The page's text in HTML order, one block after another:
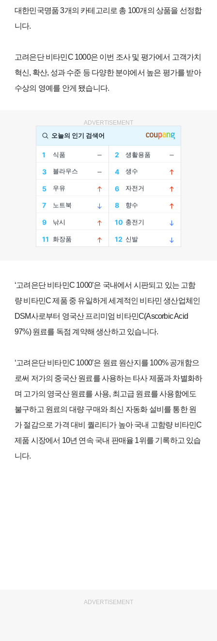
대한민국명품3개의 카테고리로 총 100개의 상품을 선정합
니다.
고려은단 비타민C 1000은 이번 조사 및 평가에서 고객가치
혁신, 확산, 성과 수준 등 다양한 분야에서 높은 평가를 받아
수상의 영예를 안게 됐습니다.
ADVERTISEMENT
‘고려은단 비타민C 1000’은 국내에서 시판되고 있는 고함
량 비타민C제품 중 유일하게 세계적인 비타민 생산업체인
DSM사로부터 영국산 프리미엄 비타민C(Ascorbic Acid
97%)원료를 독점 계약해 생산하고 있습니다.
‘고려은단 비타민C 1000’은 원료 원산지를 100%공개함으
로써 저가의 중국산 원료를 사용하는 타사 제품과 차별화하
며 고가의 영국산 원료를 사용, 최고급 원료를 사용함에도
불구하고 원료의 대량 구매와 최신 자동화 설비를 통한 원
가 절감으로 가격 대비 퀄리티가 높아 국내 고함량 비타민C
제품 시장에서 10년 연속 국내 판매율 1위를 기록하고 있습
니다.
ADVERTISEMENT